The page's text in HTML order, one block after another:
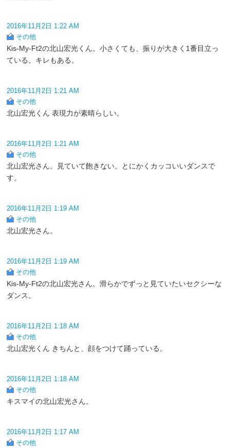
2016年11月2日 1:22 AM
その他
Kis-My-Ft2の北山宏光くん。小さくても、振りが大きく1番目立っ
ている。キレもある。
2016年11月2日 1:21 AM
その他
北山宏光くん 表現力が素晴らしい。
2016年11月2日 1:21 AM
その他
北山宏光さん。見ていて飽きない。とにかくカッコいいダンスで
す。
2016年11月2日 1:19 AM
その他
北山宏光さん。
2016年11月2日 1:19 AM
その他
Kis-My-Ft2の北山宏光さん。滑らかでずっと見ていたいセクシーな
ダンス。
2016年11月2日 1:18 AM
その他
北山宏光くん きちんと、顔をつけて踊っている。
2016年11月2日 1:18 AM
その他
キスマイの北山宏光さん。
2016年11月2日 1:17 AM
その他